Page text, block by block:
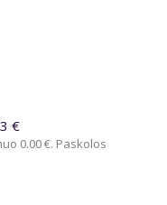
€
0.00 €. Paskolos